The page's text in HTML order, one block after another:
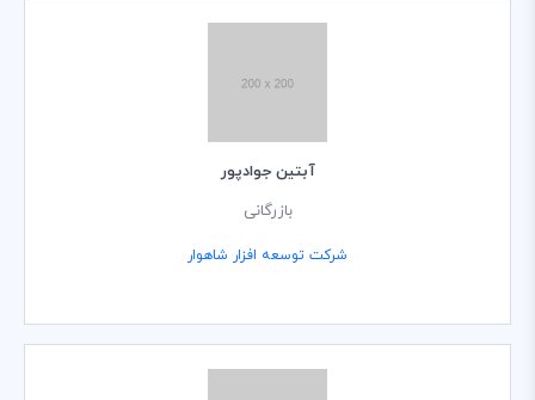
آبتین جوادپور
بازرگانی
شرکت توسعه افزار شاهوار